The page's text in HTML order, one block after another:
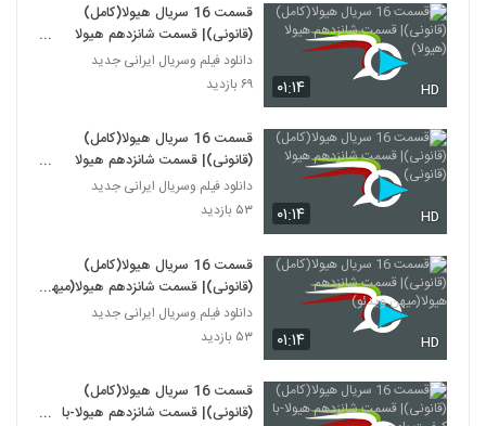
۰۱:۱۴ HD
قسمت 16 سریال هیولا(کامل)
(قانونی)| قسمت شانزدهم هیولا
(هیولا)
دانلود فیلم وسریال ایرانی جدید
۶۹ بازدید
۰۱:۱۴ HD
قسمت 16 سریال هیولا(کامل)
(قانونی)| قسمت شانزدهم هیولا
(قانونی)
دانلود فیلم وسریال ایرانی جدید
۵۳ بازدید
۰۱:۱۴ HD
قسمت 16 سریال هیولا(کامل)
(قانونی)| قسمت شانزدهم هیولا(میهن
ویدئو)
دانلود فیلم وسریال ایرانی جدید
۵۳ بازدید
قسمت 16 سریال هیولا(کامل)
(قانونی)| قسمت شانزدهم هیولا-با